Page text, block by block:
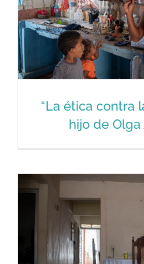
Olga
“La ética contra
hijo de Olga